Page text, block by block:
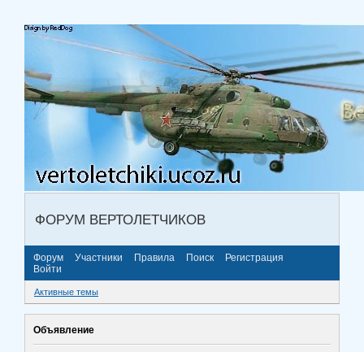
ФОРУМ ВЕРТОЛЕТЧИКОВ
Форум Участники Правила Поиск
Регистрация
Войти
Активные темы
Объявление